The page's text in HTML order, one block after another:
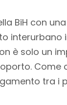
BiH con
interurbano
è solo un
tra i